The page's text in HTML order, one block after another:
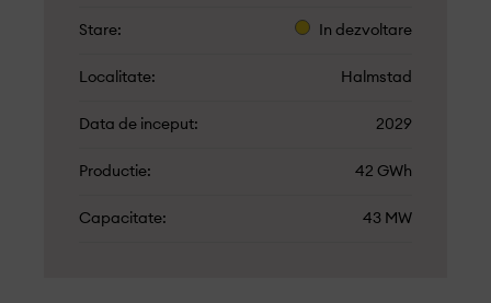
Stare In dezvoltare
Localitate Halmstad
Data de inceput 2029
Productie 42 GWh
Capacitate 43 MW